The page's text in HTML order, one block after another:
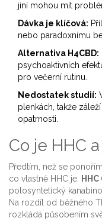
jiní mohou mít
Dávka je klíčová:
nebo paradoxnímu
Alternativa H4CBD:
psychoaktivních
pro večerní rutinu.
Nedostatek studií:
plenkách, takže
opatrnosti.
Co je HHC
Předtím, než se
co vlastně HHC je.
polosyntetický
Na rozdíl od běžného
rozkládá působením